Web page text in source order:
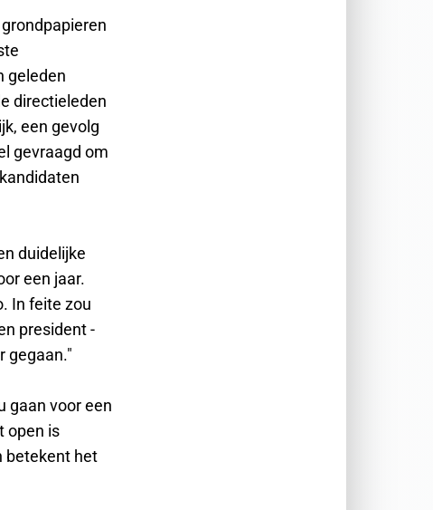
geleden
directieleden
een gevolg
gevraagd om
duidelijke
een jaar.
In feite zou
president -
gegaan."
gaan voor een
open is
betekent het